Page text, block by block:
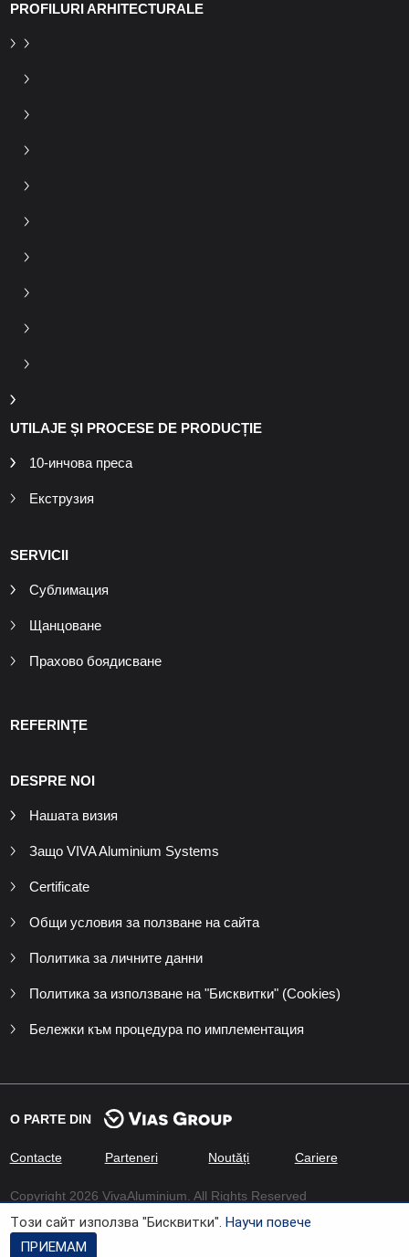
Tози сайт използва "Бисквитки". Научи повече
ПРИЕМАМ
PROFILURI ARHITECTURALE
UTILAJE ȘI PROCESE DE PRODUCȚIE
10-инчова преса
Екструзия
SERVICII
Сублимация
Щанцоване
Прахово боядисване
REFERINȚE
DESPRE NOI
Нашата визия
Защо VIVA Aluminium Systems
Certificate
Общи условия за ползване на сайта
Политика за личните данни
Политика за използване на "Бисквитки" (Cookies)
Бележки към процедура по имплементация
O PARTE DIN
Contacte Parteneri Noutăți Cariere
Copyright 2026 VivaAluminium. All Rights Reserved
Developed byXenium Company